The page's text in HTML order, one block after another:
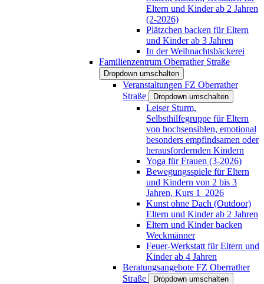
Eltern und Kinder ab 2 Jahren
(2-2026)
Plätzchen backen für Eltern
und Kinder ab 3 Jahren
In der Weihnachtsbäckerei
Familienzentrum Oberrather Straße
Dropdown umschalten
Veranstaltungen FZ Oberrather
Straße
Dropdown umschalten
Leiser Sturm,
Selbsthilfegruppe für Eltern
von hochsensiblen, emotional
besonders empfindsamen oder
herausfordernden Kindern
Yoga für Frauen (3-2026)
Bewegungsspiele für Eltern
und Kindern von 2 bis 3
Jahren, Kurs 1_2026
Kunst ohne Dach (Outdoor)
Eltern und Kinder ab 2 Jahren
Eltern und Kinder backen
Weckmänner
Feuer-Werkstatt für Eltern und
Kinder ab 4 Jahren
Beratungsangebote FZ Oberrather
Straße
Dropdown umschalten